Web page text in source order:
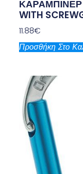
ΚΑΡΑΜΠΙΝΕΡ
WITH
11.88€
Προσθήκη Στο